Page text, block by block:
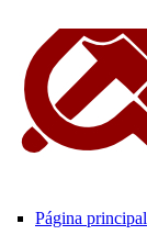
Página principal